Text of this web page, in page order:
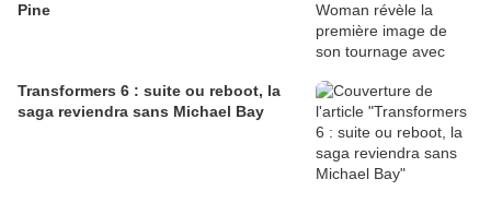
Pine
Transformers 6 : suite ou reboot, la
saga reviendra sans Michael Bay